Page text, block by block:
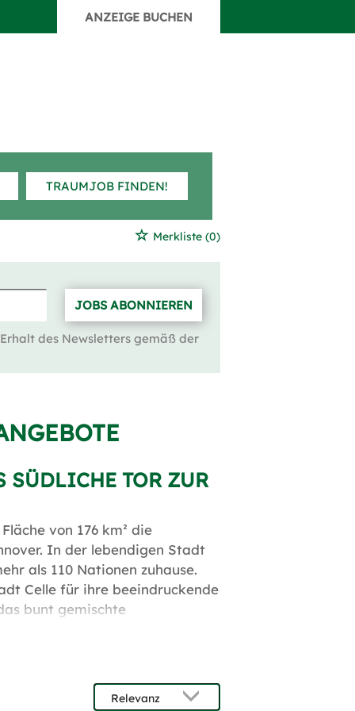
ANZEIGE BUCHEN
TRAUMJOB FINDEN!
Merkliste (0)
JOBS ABONNIEREN
des Newsletters gemäß der
SÜDLICHE TOR ZUR
von 176 km² die
In der lebendigen Stadt
als 110 Nationen zuhause.
Celle für ihre beeindruckende
bunt gemischte
reichen Natur- und
IN CELLE